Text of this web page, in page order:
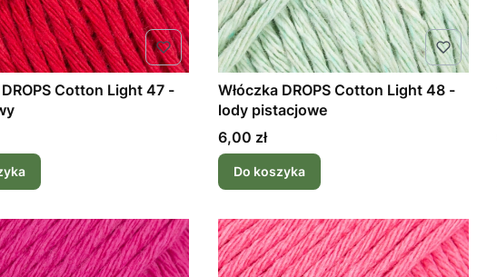
DROPS Cotton Light 47 -
Włóczka DROPS Cotton Light 48 -
lody pistacjowe
Cena
6,00 zł
Do koszyka